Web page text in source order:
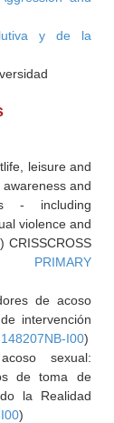
y de la
leisure and
and
- including
violence and
CRISSCROSS
PRIMARY
de acoso
intervención
I00)
sexual:
de toma de
la Realidad
)